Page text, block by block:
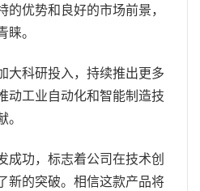
优势和良好的市场前景，
。
大科研投入，持续推出更多
动工业自动化和智能制造技
成功，标志着公司在技术创
新的突破。相信这款产品将